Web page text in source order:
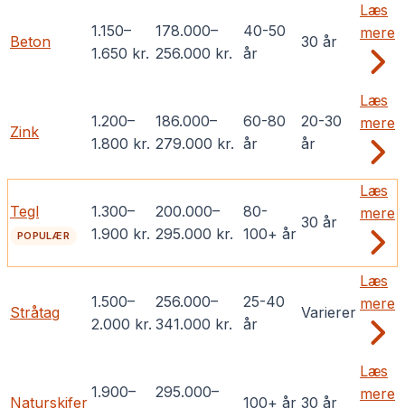
Beton
1.150–
1.650 kr.
178.000–
256.000 kr.
40-50
år
30 år
Læs
mere
Zink
1.200–
1.800 kr.
186.000–
279.000 kr.
60-80
år
20-30
år
Læs
mere
Tegl
POPULÆR
1.300–
1.900 kr.
200.000–
295.000 kr.
80-
100+ år
30 år
Læs
mere
Stråtag
1.500–
2.000 kr.
256.000–
341.000 kr.
25-40
år
Varierer
Læs
mere
Naturskifer
1.900–
295.000–
100+ år 30 år
Læs
mere